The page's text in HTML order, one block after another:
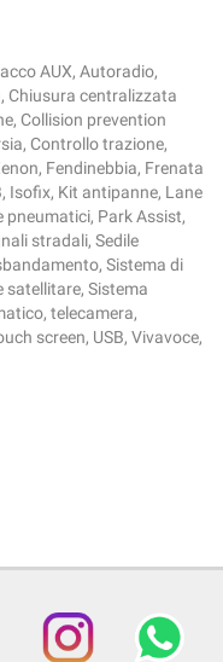
AUX, Autoradio,
Chiusura centralizzata
Collision prevention
Controllo trazione,
Fendinebbia, Frenata
Isofix, Kit antipanne, Lane
pneumatici, Park Assist,
stradali, Sedile
Sistema di
satellitare, Sistema
telecamera,
screen, USB, Vivavoce,